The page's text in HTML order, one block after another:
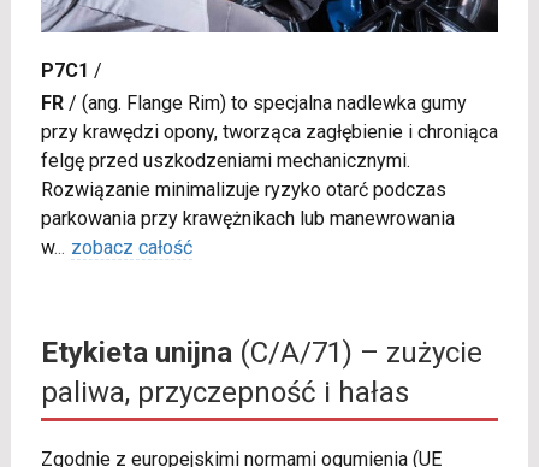
P7C1 /
FR/ (ang. Flange Rim) to specjalna nadlewka gumy
przy krawędzi opony, tworząca zagłębienie i chroniąca
felgę przed uszkodzeniami mechanicznymi.
Rozwiązanie minimalizuje ryzyko otarć podczas
parkowania przy krawężnikach lub manewrowania
w... zobacz całość
Etykieta unijna(C/A/71) – zużycie
paliwa, przyczepność i hałas
Zgodnie z europejskimi normami ogumienia (UE